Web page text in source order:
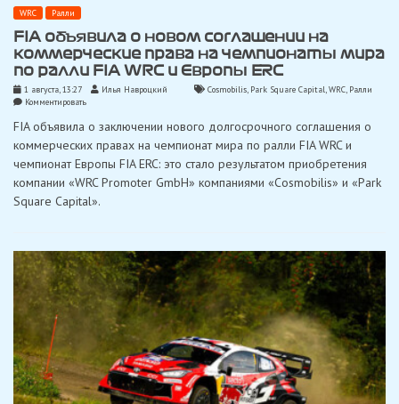
WRC Ралли
FIA объявила о новом соглашении на
коммерческие права на чемпионаты мира
по ралли FIA WRC и Европы ERC
1 августа, 13:27 Илья Навроцкий Cosmobilis, Park Square Capital,WRC, Ралли
Комментироватьon
объявила
новом
соглашении
на
коммерческие
права
по
ралли
FIA
WRC
FIA объявила о заключении нового долгосрочного соглашения о
коммерческих правах на чемпионат мира по ралли FIA WRC и
чемпионат Европы FIA ERC: это стало результатом приобретения
компании «WRC Promoter GmbH» компаниями «Cosmobilis» и «Park
Square Capital».